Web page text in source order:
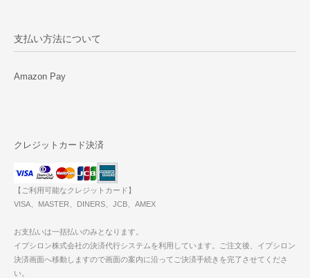
支払い方法について
Amazon Pay
クレジットカード決済
【ご利用可能なクレジットカード】
VISA、MASTER、DINERS、JCB、AMEX
お支払いは一括払いのみとなります。
イプシロン株式会社の決済代行システムを利用しています。ご注文後、イプシロン
決済画面へ移動しますので画面の案内に沿ってご決済手続きを完了させてくださ
い。